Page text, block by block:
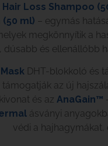
Hair Loss Shampoo
(50 ml) – egymás
megkönnyítik a
és ellenállóbb
DHT-blokkoló és
az új
és az AnaGain™
ásványi
védi a hajhagymákat,